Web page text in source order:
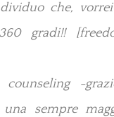
che,
gradi!!
-
sempre